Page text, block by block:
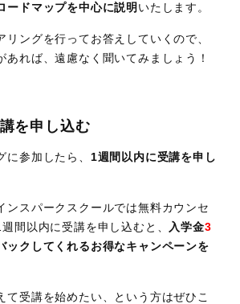
ードマップを中心に説明 いたします。
リングを行ってお答えしていくので、
あれば、遠慮なく聞いてみましょう！
を申し込む
に参加したら、 1週間以内に受講を申し
ンスパークスクールでは無料カウンセ
間以内に受講を申し込むと、
入学金3
ックしてくれるお得なキャンペーンを
て受講を始めたい、という方はぜひこ